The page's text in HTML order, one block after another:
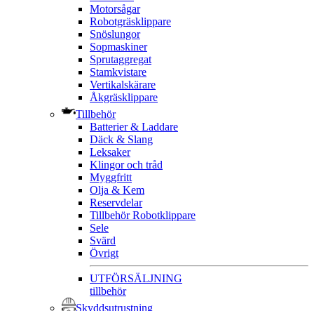
Motorsågar
Robotgräsklippare
Snöslungor
Sopmaskiner
Sprutaggregat
Stamkvistare
Vertikalskärare
Åkgräsklippare
Tillbehör
Batterier & Laddare
Däck & Slang
Leksaker
Klingor och tråd
Myggfritt
Olja & Kem
Reservdelar
Tillbehör Robotklippare
Sele
Svärd
Övrigt
UTFÖRSÄLJNING
tillbehör
Skyddsutrustning